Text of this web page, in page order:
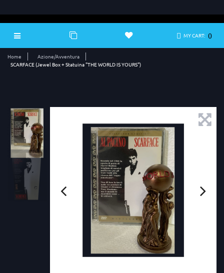
MY CART: 0
Home
Azione/Avventura
SCARFACE (Jewel Box + Statuina "THE WORLD IS YOURS")